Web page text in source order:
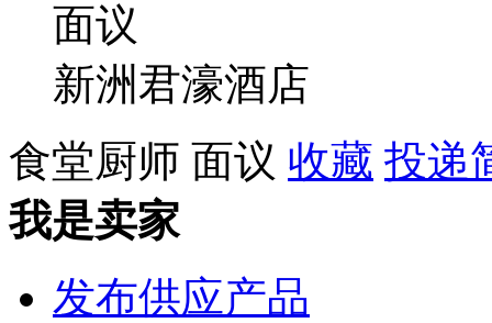
面议
新洲君濠酒店
食堂厨师 面议 收藏 投递
我是卖家
发布供应产品